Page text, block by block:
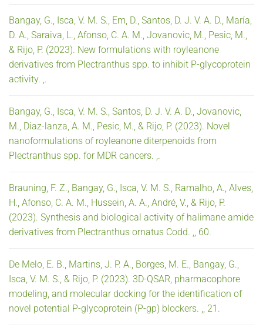
Bangay, G., Isca, V. M. S., Em, D., Santos, D. J. V. A. D., María,
D. A., Saraiva, L., Afonso, C. A. M., Jovanovic, M., Pesic, M.,
& Rijo, P. (2023). New formulations with royleanone
derivatives from Plectranthus spp. to inhibit P-glycoprotein
activity. ,.
Bangay, G., Isca, V. M. S., Santos, D. J. V. A. D., Jovanovic,
M., Diaz-lanza, A. M., Pesic, M., & Rijo, P. (2023). Novel
nanoformulations of royleanone diterpenoids from
Plectranthus spp. for MDR cancers. ,.
Brauning, F. Z., Bangay, G., Isca, V. M. S., Ramalho, A., Alves,
H., Afonso, C. A. M., Hussein, A. A., André, V., & Rijo, P.
(2023). Synthesis and biological activity of halimane amide
derivatives from Plectranthus ornatus Codd. ,, 60.
De Melo, E. B., Martins, J. P. A., Borges, M. E., Bangay, G.,
Isca, V. M. S., & Rijo, P. (2023). 3D-QSAR, pharmacophore
modeling, and molecular docking for the identification of
novel potential P-glycoprotein (P-gp) blockers. ,, 21.